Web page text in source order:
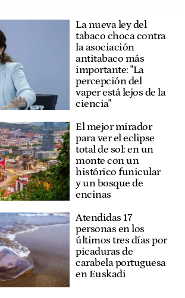
La nueva ley del
tabaco choca contra
la asociación
antitabaco más
importante: "La
percepción del
vaper está lejos de la
ciencia"
El mejor mirador
para ver el eclipse
total de sol: en un
monte con un
histórico funicular
y un bosque de
encinas
Atendidas 17
personas en los
últimos tres días por
picaduras de
carabela portuguesa
en Euskadi